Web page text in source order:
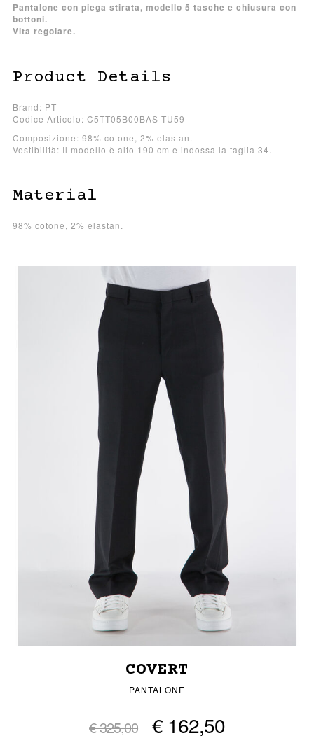
Pantalone con piega stirata, modello 5 tasche e chiusura con
bottoni.
Vita regolare.
Product Details
Brand: PT
Codice Articolo: C5TT05B00BAS TU59
Composizione: 98% cotone, 2% elastan.
Vestibilità: Il modello è alto 190 cm e indossa la taglia 34.
Material
98% cotone, 2% elastan.
COVERT
PANTALONE
€ 325,00 € 162,50